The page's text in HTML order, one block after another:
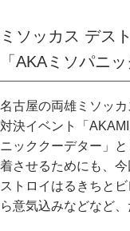
ミソッカス デス
「AKAミソパニ
名古屋の両雄ミソッ
対決イベント「
ニッククーデター」
着させるためにも、
ストロイはるきちと
ら意気込みなどなど